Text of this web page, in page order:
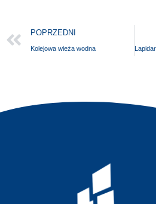
POPRZEDNI
Kolejowa wieża wodna